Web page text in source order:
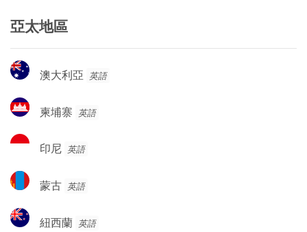
公
亞太地區
澳
大
亞
澳大利亞 英語
柬
埔
柬埔寨 英語
印
尼
印尼 英語
蒙
古
蒙古 英語
紐
紐西蘭 英語